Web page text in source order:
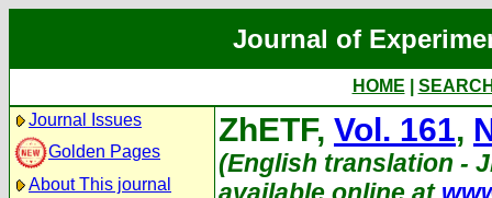
Journal of
HOME
Journal Issues
Golden Pages
About This journal
ZhETF, Vol. 161,
(English translation -